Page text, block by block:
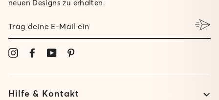
Hilfe & Kontakt
neuen Designs zu erhalten.
DEINE
E-
MAIL
EIN InstagramFacebook
YouTube